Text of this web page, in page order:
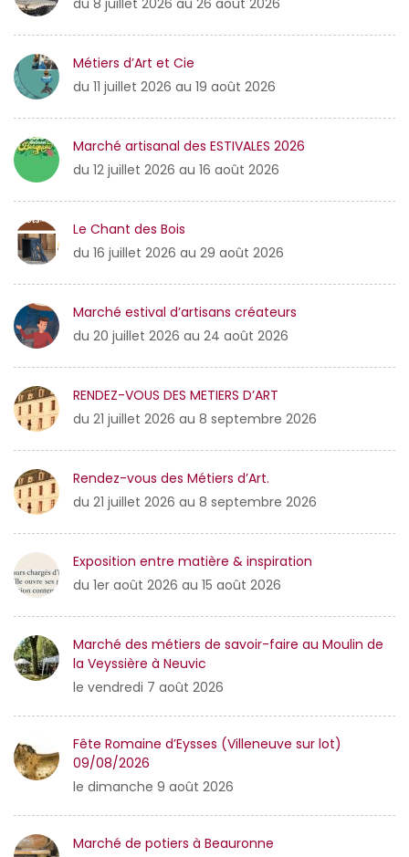
du 8 juillet 2026 au 26 août 2026
Métiers d’Art et Cie
du 11 juillet 2026 au 19 août 2026
Marché artisanal des ESTIVALES 2026
du 12 juillet 2026 au 16 août 2026
Le Chant des Bois
du 16 juillet 2026 au 29 août 2026
Marché estival d’artisans créateurs
du 20 juillet 2026 au 24 août 2026
RENDEZ-VOUS DES METIERS D’ART
du 21 juillet 2026 au 8 septembre 2026
Rendez-vous des Métiers d’Art.
du 21 juillet 2026 au 8 septembre 2026
Exposition entre matière & inspiration
du 1er août 2026 au 15 août 2026
Marché des métiers de savoir-faire au Moulin de
la Veyssière à Neuvic
le vendredi 7 août 2026
Fête Romaine d’Eysses (Villeneuve sur lot)
09/08/2026
le dimanche 9 août 2026
Marché de potiers à Beauronne